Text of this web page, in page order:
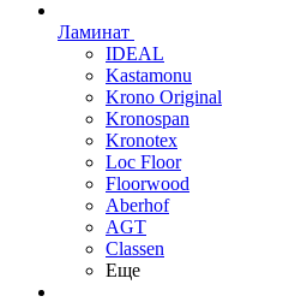
Ламинат
IDEAL
Kastamonu
Krono Original
Kronospan
Kronotex
Loc Floor
Floorwood
Aberhof
AGT
Classen
Еще